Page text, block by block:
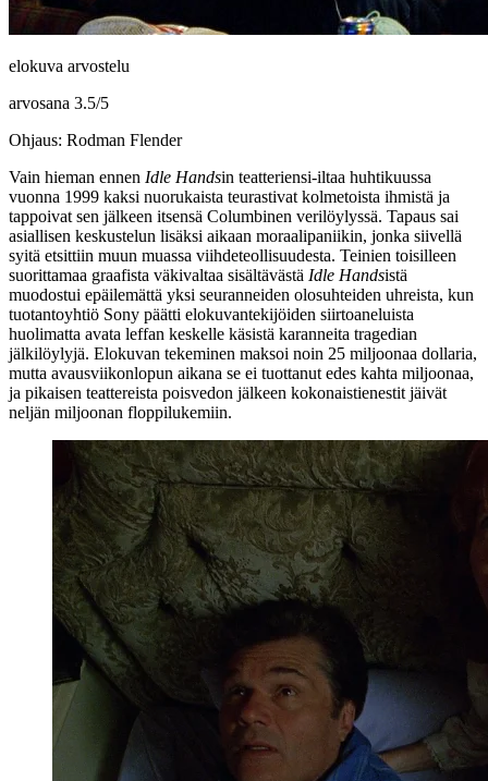
elokuva arvostelu
arvosana 3.5/5
Ohjaus: Rodman Flender
Vain hieman ennen Idle Handsin teatteriensi-iltaa huhtikuussa
vuonna 1999 kaksi nuorukaista teurastivat kolmetoista ihmistä ja
tappoivat sen jälkeen itsensä Columbinen verilöylyssä. Tapaus sai
asiallisen keskustelun lisäksi aikaan moraalipaniikin, jonka siivellä
syitä etsittiin muun muassa viihdeteollisuudesta. Teinien toisilleen
suorittamaa graafista väkivaltaa sisältävästä Idle Handsistä
muodostui epäilemättä yksi seuranneiden olosuhteiden uhreista, kun
tuotantoyhtiö Sony päätti elokuvantekijöiden siirtoaneluista
huolimatta avata leffan keskelle käsistä karanneita tragedian
jälkilöylyjä. Elokuvan tekeminen maksoi noin 25 miljoonaa dollaria,
mutta avausviikonlopun aikana se ei tuottanut edes kahta miljoonaa,
ja pikaisen teattereista poisvedon jälkeen kokonaistienestit jäivät
neljän miljoonan floppilukemiin.